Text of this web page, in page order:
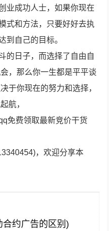
业成功人士，如果你现在
式和方法，只要好好去执
到自己的目标。
的日子，而选择了自由自
，那么你一生都是平平谈
于你现在的努力和选择，
航，
免费领取最新竞价干货
，欢迎分享本
约广告的区别)